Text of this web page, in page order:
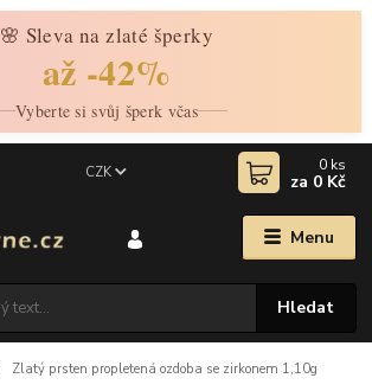
🌸 Sleva na zlaté šperky
až -42%
Vyberte si svůj šperk včas
Menu
CZK
Hledat
0 ks
za 0 Kč
Zlatý prsten propletená ozdoba se zirkonem 1,10g